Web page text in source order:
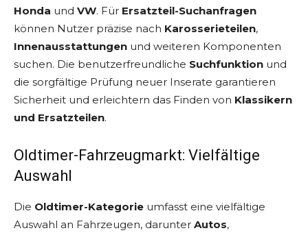
Honda und VW. Für Ersatzteil-Suchanfragen
können Nutzer präzise nach Karosserieteilen,
Innenausstattungen und weiteren Komponenten
suchen. Die benutzerfreundliche Suchfunktion und
die sorgfältige Prüfung neuer Inserate garantieren
Sicherheit und erleichtern das Finden von Klassikern
und Ersatzteilen.
Oldtimer-Fahrzeugmarkt: Vielfältige
Auswahl
Die Oldtimer-Kategorie umfasst eine vielfältige
Auswahl an Fahrzeugen, darunter Autos,